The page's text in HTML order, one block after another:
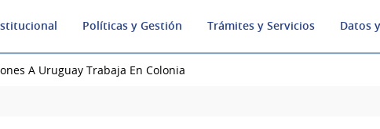
Políticas y Gestión Trámites y Servicios Datos
A Uruguay Trabaja En Colonia